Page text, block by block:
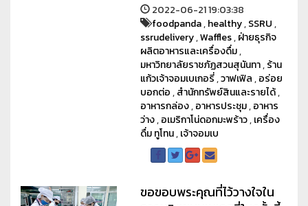
2022-06-21 19:03:38
foodpanda,healthy,SSRU,
ssrudelivery,Waffles,ฝ่ายธุรกิจ
ผลิตอาหารและเครื่องดื่ม,
มหาวิทยาลัยราชภัฏสวนสุนันทา,ร้าน
แก้วเจ้าจอมเบเกอรี่,วาฟเฟิล,อร่อย
บอกต่อ,สำนักทรัพย์สินและรายได้,
อาหารกล่อง,อาหารประชุม,อาหาร
ว่าง,อเมริกาโน่ดอกมะพร้าว,เครื่อง
ดื่ม ทูโทน,เจ้าจอมเบ
ขอขอบพระคุณที่ไว้วางใจใน